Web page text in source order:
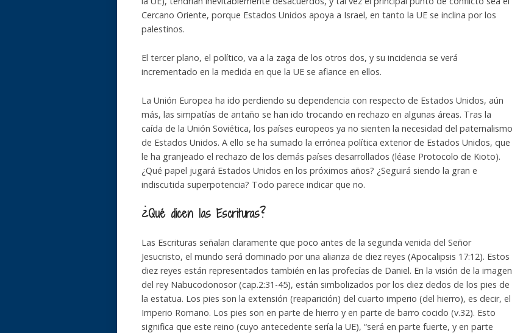
Cercano Oriente, porque Estados Unidos apoya a Israel, en tanto la UE se inclina por los
palestinos.
El tercer plano, el político, va a la zaga de los otros dos, y su incidencia se verá
incrementado en la medida en que la UE se afiance en ellos.
La Unión Europea ha ido perdiendo su dependencia con respecto de Estados Unidos, aún
más, las simpatías de antaño se han ido trocando en rechazo en algunas áreas. Tras la
caída de la Unión Soviética, los países europeos ya no sienten la necesidad del paternalismo
de Estados Unidos. A ello se ha sumado la errónea política exterior de Estados Unidos, que
le ha granjeado el rechazo de los demás países desarrollados (léase Protocolo de Kioto).
¿Qué papel jugará Estados Unidos en los próximos años? ¿Seguirá siendo la gran e
indiscutida superpotencia? Todo parece indicar que no.
¿Qué dicen las Escrituras?
Las Escrituras señalan claramente que poco antes de la segunda venida del Señor
Jesucristo, el mundo será dominado por una alianza de diez reyes (Apocalipsis 17:12). Estos
diez reyes están representados también en las profecías de Daniel. En la visión de la imagen
del rey Nabucodonosor (cap.2:31-45), están simbolizados por los diez dedos de los pies de
la estatua. Los pies son la extensión (reaparición) del cuarto imperio (del hierro), es decir, el
Imperio Romano. Los pies son en parte de hierro y en parte de barro cocido (v.32). Esto
significa que este reino (cuyo antecedente sería la UE), “será en parte fuerte, y en parte